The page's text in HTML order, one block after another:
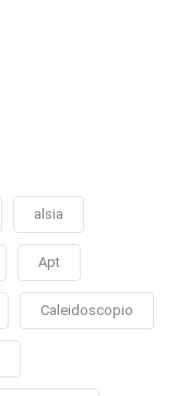
alsia
Apt
Caleidoscopio